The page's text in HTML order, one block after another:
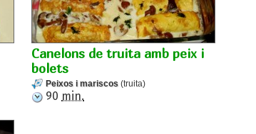
Canelons de truita amb peix i
bolets
Peixos i mariscos (truita)
90 min.